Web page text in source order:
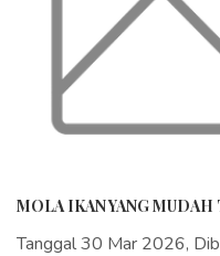
MOLA IKAN YANG MUDAH
Tanggal 30 Mar 2026,